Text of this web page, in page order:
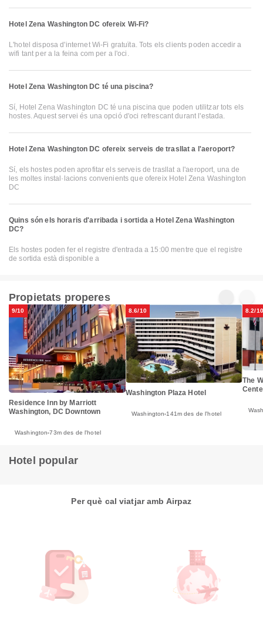
Hotel Zena Washington DC ofereix Wi-Fi?
L'hotel disposa d'internet Wi-Fi gratuïta. Tots els clients poden accedir a
wifi tant per a la feina com per a l'oci.
Hotel Zena Washington DC té una piscina?
Sí, Hotel Zena Washington DC té una piscina que poden utilitzar tots els
hostes. Aquest servei és una opció d'oci refrescant durant l'estada.
Hotel Zena Washington DC ofereix serveis de trasllat a l'aeroport?
Sí, els hostes poden aprofitar els serveis de trasllat a l'aeroport, una de
les moltes instal·lacions convenients que ofereix Hotel Zena Washington
DC
Quins són els horaris d'arribada i sortida a Hotel Zena Washington
DC?
Els hostes poden fer el registre d'entrada a 15:00 mentre que el registre
de sortida està disponible a
Propietats properes
9/10
Residence Inn by Marriott
Washington, DC Downtown
Washington 73m des de l'hotel
8.6/10
Washington Plaza Hotel
Washington 141m des de l'hotel
8.2/10
The
Hotel popular
Per què cal viatjar amb Airpaz